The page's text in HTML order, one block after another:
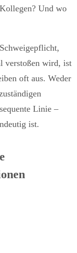
Und wo
verstoßen wird, ist
oft aus. Weder
Linie –
ist.